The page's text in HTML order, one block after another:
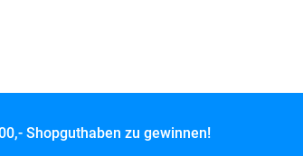
Shopguthaben zu gewinnen!